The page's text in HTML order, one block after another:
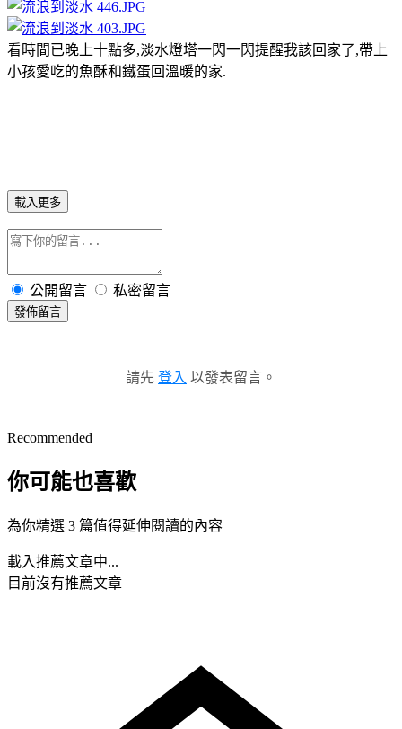
看時間已晚上十點多,淡水燈塔一閃一閃提醒我該回家了,帶上
小孩愛吃的魚酥和鐵蛋回溫暖的家.
載入更多
公開留言 私密留言
發佈留言
請先 登入 以發表留言。
Recommended
你可能也喜歡
為你精選 3 篇值得延伸閱讀的內容
載入推薦文章中...
目前沒有推薦文章